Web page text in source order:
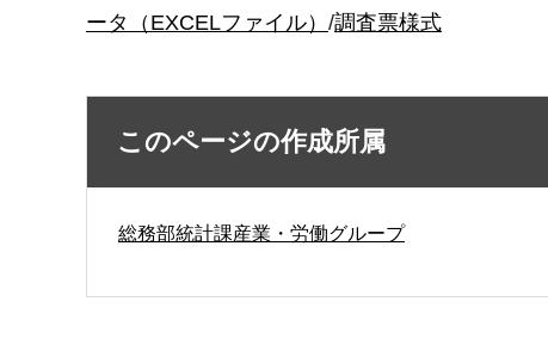
ータ（EXCELファイル） /調査票様式
このページの作成所属
総務部統計課産業・労働グループ